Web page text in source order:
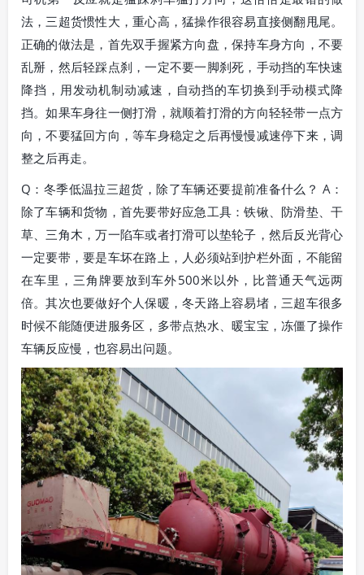
法，三超货惯性大，重心高，猛操作很容易直接侧翻甩尾。
正确的做法是，首先双手握紧方向盘，保持车身方向，不要
乱掰，然后轻踩点刹，一定不要一脚刹死，手动挡的车快速
降挡，用发动机制动减速，自动挡的车切换到手动模式降
挡。如果车身往一侧打滑，就顺着打滑的方向轻轻带一点方
向，不要猛回方向，等车身稳定之后再慢慢减速停下来，调
整之后再走。
Q：冬季低温拉三超货，除了车辆还要提前准备什么？ A：
除了车辆和货物，首先要带好应急工具：铁锹、防滑垫、干
草、三角木，万一陷车或者打滑可以垫轮子，然后反光背心
一定要带，要是车坏在路上，人必须站到护栏外面，不能留
在车里，三角牌要放到车外500米以外，比普通天气远两
倍。其次也要做好个人保暖，冬天路上容易堵，三超车很多
时候不能随便进服务区，多带点热水、暖宝宝，冻僵了操作
车辆反应慢，也容易出问题。